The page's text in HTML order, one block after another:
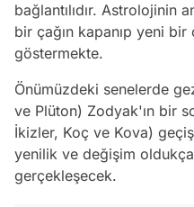
bağlantılıdır. Astrolojinin
bir çağın kapanıp yeni bir
göstermekte.
Önümüzdeki senelerde
ve Plüton) Zodyak'ın bir
İkizler, Koç ve Kova)
yenilik ve değişim oldukça
gerçekleşecek.